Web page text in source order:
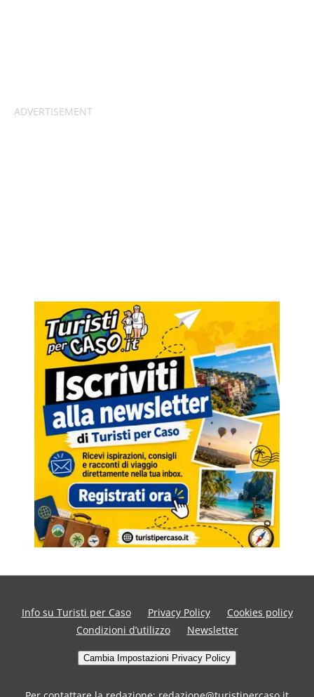
Info su Turisti per Caso Privacy Policy
Cookies policy
Condizioni d’utilizzo
Newsletter
Cambia Impostazioni Privacy Policy